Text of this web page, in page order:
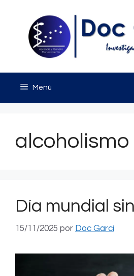
contenido
Menú
alcoholismo
Día mundial
15/11/2025 por Doc Garci